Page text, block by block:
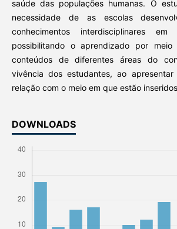
saúde das populações humanas. O
necessidade de as escolas
conhecimentos interdisciplinares em
possibilitando o aprendizado por
conteúdos de diferentes áreas do
vivência dos estudantes, ao
relação com o meio em que estão
DOWNLOADS